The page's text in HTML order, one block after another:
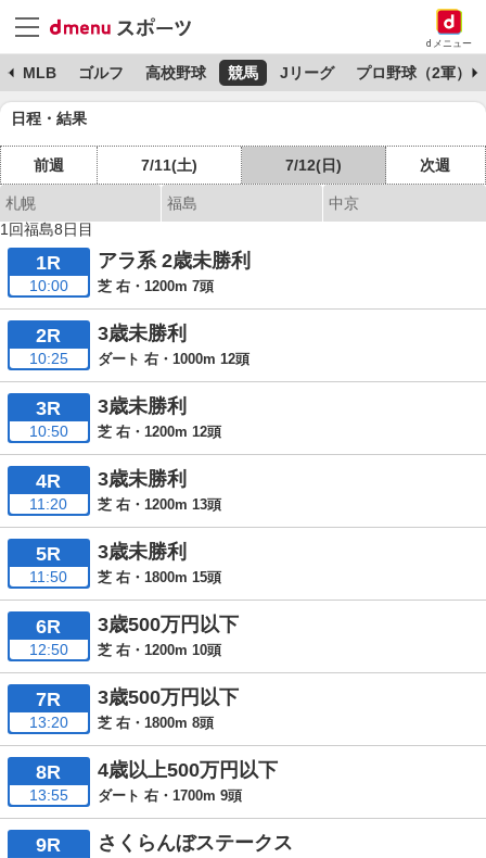
dメニュー
MLB ゴルフ 高校野球 競馬 Jリーグ プロ野球（2軍）
日程・結果
前週 7/11(土) 7/12(日) 次週
札幌 福島
中京
1回福島8日目
1R
10:00
アラ系 2歳未勝利
芝 右・1200m 7頭
2R
10:25
3歳未勝利
ダート 右・1000m 12頭
3R
10:50
3歳未勝利
芝 右・1200m 12頭
4R
11:20
3歳未勝利
芝 右・1200m 13頭
5R
11:50
3歳未勝利
芝 右・1800m 15頭
6R
12:50
3歳500万円以下
芝 右・1200m 10頭
7R
13:20
3歳500万円以下
芝 右・1800m 8頭
8R
13:55
4歳以上500万円以下
ダート 右・1700m 9頭
9R さくらんぼステークス